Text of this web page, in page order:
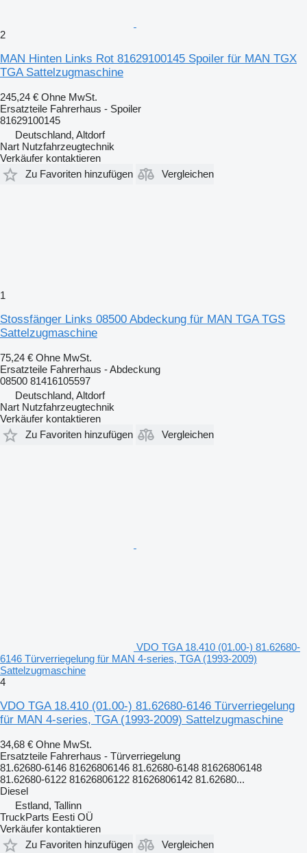
2
MAN Hinten Links Rot 81629100145 Spoiler für MAN TGX
TGA Sattelzugmaschine
245,24 € Ohne MwSt.
Ersatzteile Fahrerhaus - Spoiler
81629100145
Deutschland, Altdorf
Nart Nutzfahrzeugtechnik
Verkäufer kontaktieren
Zu Favoriten hinzufügen
Vergleichen
1
Stossfänger Links 08500 Abdeckung für MAN TGA TGS
Sattelzugmaschine
75,24 € Ohne MwSt.
Ersatzteile Fahrerhaus - Abdeckung
08500 81416105597
Deutschland, Altdorf
Nart Nutzfahrzeugtechnik
Verkäufer kontaktieren
Zu Favoriten hinzufügen
Vergleichen
VDO TGA 18.410 (01.00-) 81.62680-
6146 Türverriegelung für MAN 4-series, TGA (1993-2009)
Sattelzugmaschine
4
VDO TGA 18.410 (01.00-) 81.62680-6146 Türverriegelung
für MAN 4-series, TGA (1993-2009) Sattelzugmaschine
34,68 € Ohne MwSt.
Ersatzteile Fahrerhaus - Türverriegelung
81.62680-6146 81626806146 81.62680-6148 81626806148
81.62680-6122 81626806122 81626806142 81.62680...
Diesel
Estland, Tallinn
TruckParts Eesti OÜ
Verkäufer kontaktieren
Zu Favoriten hinzufügen
Vergleichen